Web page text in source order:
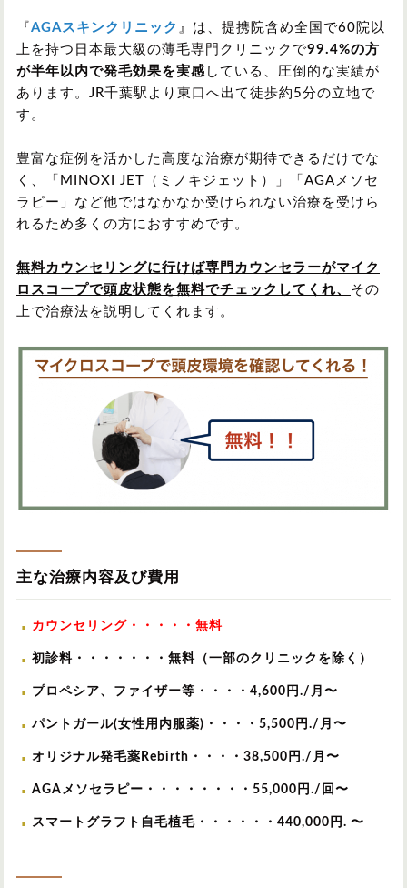
『AGAスキンクリニック 』は、提携院含め全国で60院以
上を持つ日本最大級の薄毛専門クリニックで99.4%の方
が半年以内で発毛効果を実感 している、圧倒的な実績が
あります。JR千葉駅より東口へ出て徒歩約5分の立地で
す。
豊富な症例を活かした高度な治療が期待できるだけでな
く、「MINOXI JET（ミノキジェット）」「AGAメソセ
ラピー」など他ではなかなか受けられない治療を受けら
れるため多くの方におすすめです。
無料カウンセリングに行けば専門カウンセラーがマイク
ロスコープで頭皮状態を無料でチェックしてくれ、 その
上で治療法を説明してくれます。
主な治療内容及び費用
カウンセリング・・・・・無料
初診料・・・・・・・無料（一部のクリニックを除く）
プロペシア、ファイザー等・・・・4,600円./月〜
パントガール(女性用内服薬)・・・・5,500円./月〜
オリジナル発毛薬Rebirth・・・・38,500円./月〜
AGAメソセラピー・・・・・・・・55,000円./回〜
スマートグラフト自毛植毛・・・・・・440,000円. 〜